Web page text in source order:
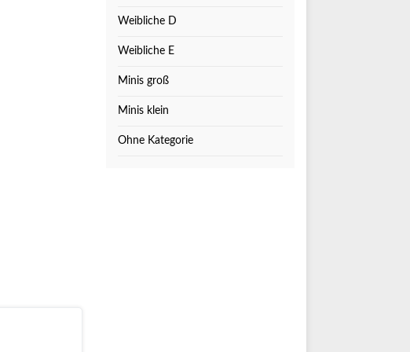
Weibliche D
Weibliche E
Minis groß
Minis klein
Ohne Kategorie